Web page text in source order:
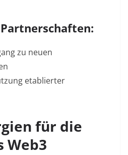
zu neuen
etablierter
für die
Web3